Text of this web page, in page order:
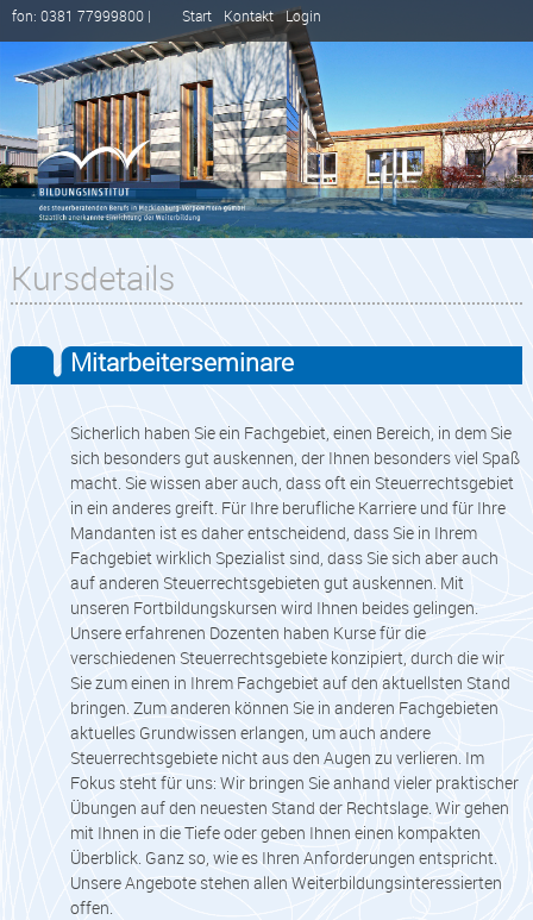
fon: 0381 77999800 | Start Kontakt Login
Kursdetails
Mitarbeiterseminare
Sicherlich haben Sie ein Fachgebiet, einen Bereich, in dem Sie
sich besonders gut auskennen, der Ihnen besonders viel Spaß
macht. Sie wissen aber auch, dass oft ein Steuerrechtsgebiet
in ein anderes greift. Für Ihre berufliche Karriere und für Ihre
Mandanten ist es daher entscheidend, dass Sie in Ihrem
Fachgebiet wirklich Spezialist sind, dass Sie sich aber auch
auf anderen Steuerrechtsgebieten gut auskennen. Mit
unseren Fortbildungskursen wird Ihnen beides gelingen.
Unsere erfahrenen Dozenten haben Kurse für die
verschiedenen Steuerrechtsgebiete konzipiert, durch die wir
Sie zum einen in Ihrem Fachgebiet auf den aktuellsten Stand
bringen. Zum anderen können Sie in anderen Fachgebieten
aktuelles Grundwissen erlangen, um auch andere
Steuerrechtsgebiete nicht aus den Augen zu verlieren. Im
Fokus steht für uns: Wir bringen Sie anhand vieler praktischer
Übungen auf den neuesten Stand der Rechtslage. Wir gehen
mit Ihnen in die Tiefe oder geben Ihnen einen kompakten
Überblick. Ganz so, wie es Ihren Anforderungen entspricht.
Unsere Angebote stehen allen Weiterbildungsinteressierten
offen.